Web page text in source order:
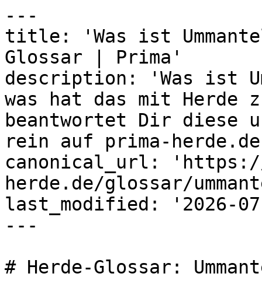
---
title: 'Was ist
Glossar | Prima'
description: 'Was ist
was hat das mit Herde
beantwortet Dir diese
rein auf prima-
canonical_url: 'https://
herde.de/glossar/
last_modified: '2026-
---
# Herde-Glossar: